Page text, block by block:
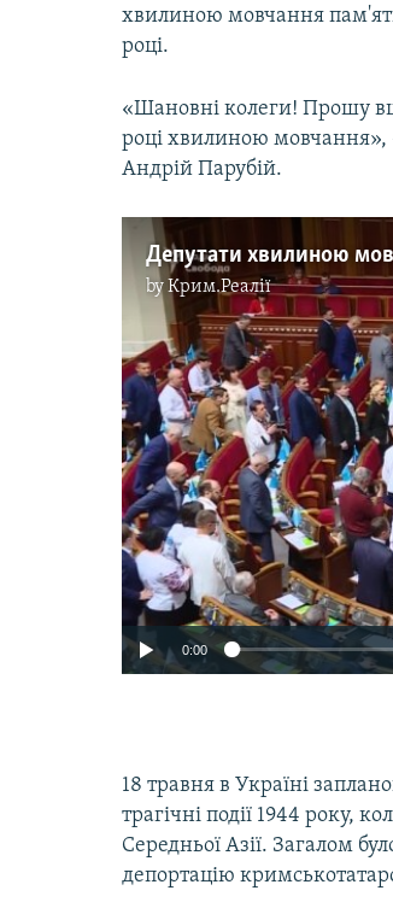
хвилиною мовчання
році.
«Шановні колеги! Прошу
році хвилиною мовчання»,
Андрій Парубій.
byКрим.Реалії
0:00
18 травня в Україні
трагічні події 1944 року,
Середньої Азії. Загалом
депортацію